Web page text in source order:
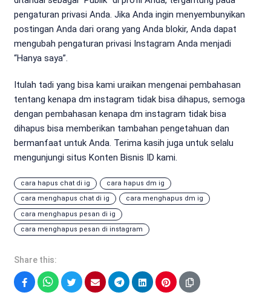
pengaturan privasi Anda. Jika Anda ingin menyembunyikan
postingan Anda dari orang yang Anda blokir, Anda dapat
mengubah pengaturan privasi Instagram Anda menjadi
“Hanya saya”.
Itulah tadi yang bisa kami uraikan mengenai pembahasan
tentang kenapa dm instagram tidak bisa dihapus, semoga
dengan pembahasan kenapa dm instagram tidak bisa
dihapus bisa memberikan tambahan pengetahuan dan
bermanfaat untuk Anda. Terima kasih juga untuk selalu
mengunjungi situs Konten Bisnis ID kami.
cara hapus chat di ig
cara hapus dm ig
cara menghapus chat di ig
cara menghapus dm ig
cara menghapus pesan di ig
cara menghapus pesan di instagram
Share this: